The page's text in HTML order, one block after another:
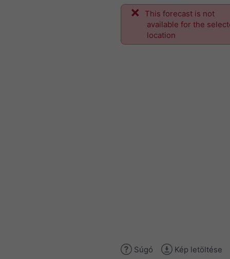
This forecast is not
available for the
location
Súgó Kép letöltése